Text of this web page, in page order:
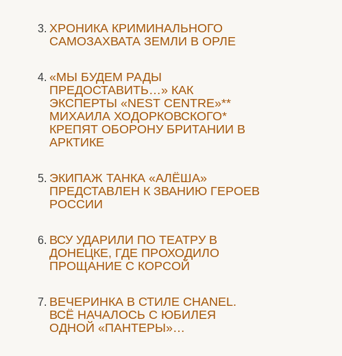
ХРОНИКА КРИМИНАЛЬНОГО
САМОЗАХВАТА ЗЕМЛИ В ОРЛЕ
«МЫ БУДЕМ РАДЫ
ПРЕДОСТАВИТЬ…» КАК
ЭКСПЕРТЫ «NEST CENTRE»**
МИХАИЛА ХОДОРКОВСКОГО*
КРЕПЯТ ОБОРОНУ БРИТАНИИ В
АРКТИКЕ
ЭКИПАЖ ТАНКА «АЛЁША»
ПРЕДСТАВЛЕН К ЗВАНИЮ ГЕРОЕВ
РОССИИ
ВСУ УДАРИЛИ ПО ТЕАТРУ В
ДОНЕЦКЕ, ГДЕ ПРОХОДИЛО
ПРОЩАНИЕ С КОРСОЙ
ВЕЧЕРИНКА В СТИЛЕ СHANEL.
ВСЁ НАЧАЛОСЬ С ЮБИЛЕЯ
ОДНОЙ «ПАНТЕРЫ»…